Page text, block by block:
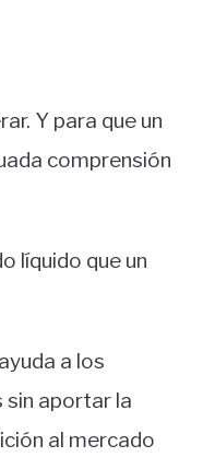
Y para que un
comprensión
líquido que un
a los
sin aportar la
al mercado